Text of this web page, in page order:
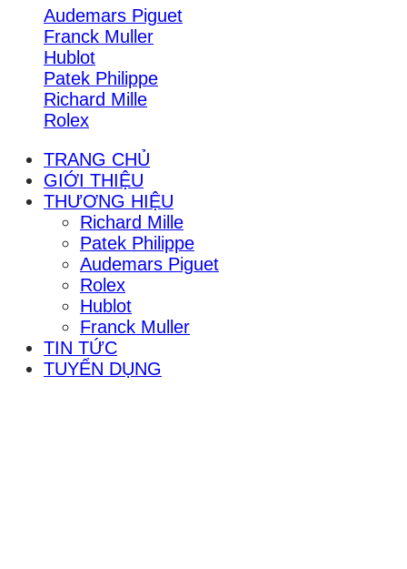
Audemars Piguet
Franck Muller
Hublot
Patek Philippe
Richard Mille
Rolex
TRANG CHỦ
GIỚI THIỆU
THƯƠNG HIỆU
Richard Mille
Patek Philippe
Audemars Piguet
Rolex
Hublot
Franck Muller
TIN TỨC
TUYỂN DỤNG